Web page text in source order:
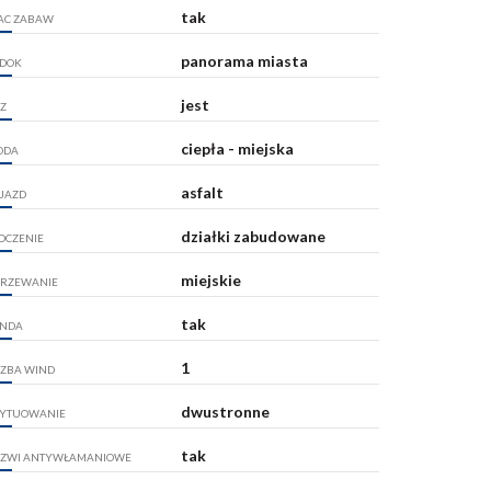
ZABAW tak
panorama miasta
jest
ciepła - miejska
asfalt
działki zabudowane
miejskie
tak
WIND 1
dwustronne
ANTYWŁAMANIOWE tak